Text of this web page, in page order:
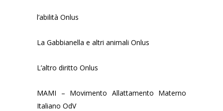
l’abilità Onlus
La Gabbianella e altri animali Onlus
L’altro diritto Onlus
MAMI – Movimento Allattamento Materno
Italiano OdV